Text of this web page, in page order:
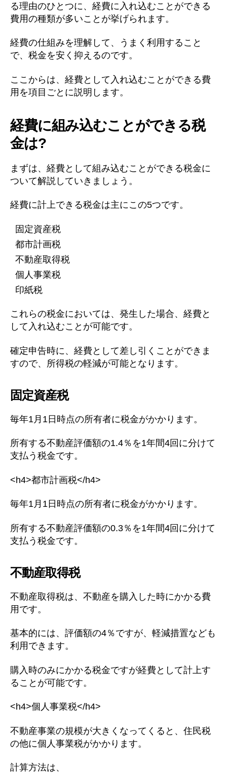
る理由のひとつに、経費に入れ込むことができる
費用の種類が多いことが挙げられます。
経費の仕組みを理解して、うまく利用すること
で、税金を安く抑えるのです。
ここからは、経費として入れ込むことができる費
用を項目ごとに説明します。
経費に組み込むことができる税
金は?
まずは、経費として組み込むことができる税金に
ついて解説していきましょう。
経費に計上できる税金は主にこの5つです。
固定資産税
都市計画税
不動産取得税
個人事業税
印紙税
これらの税金においては、発生した場合、経費と
して入れ込むことが可能です。
確定申告時に、経費として差し引くことができま
すので、所得税の軽減が可能となります。
固定資産税
毎年1月1日時点の所有者に税金がかかります。
所有する不動産評価額の1.4％を1年間4回に分けて
支払う税金です。
<h4>都市計画税</h4>
毎年1月1日時点の所有者に税金がかかります。
所有する不動産評価額の0.3％を1年間4回に分けて
支払う税金です。
不動産取得税
不動産取得税は、不動産を購入した時にかかる費
用です。
基本的には、評価額の4％ですが、軽減措置なども
利用できます。
購入時のみにかかる税金ですが経費として計上す
ることが可能です。
<h4>個人事業税</h4>
不動産事業の規模が大きくなってくると、住民税
の他に個人事業税がかかります。
計算方法は、